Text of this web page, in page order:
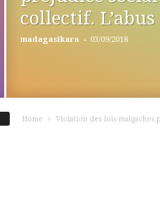
collectif. L’abus
madagasikara - 03/09/2018
Home Violation des lois malgaches